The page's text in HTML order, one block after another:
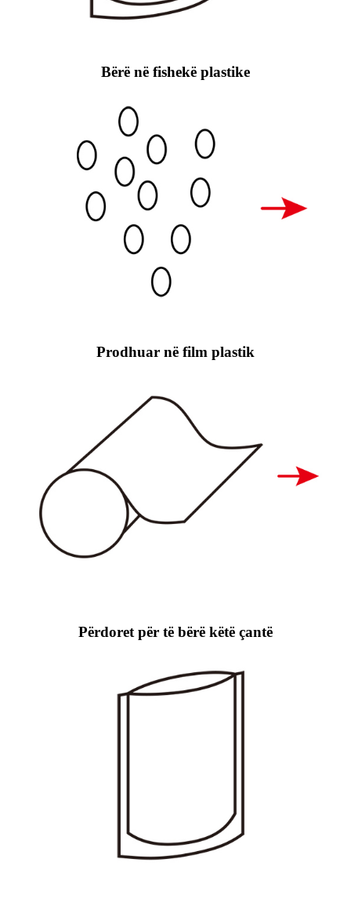
Bërë në fishekë plastike
Prodhuar në film plastik
Përdoret për të bërë këtë çantë